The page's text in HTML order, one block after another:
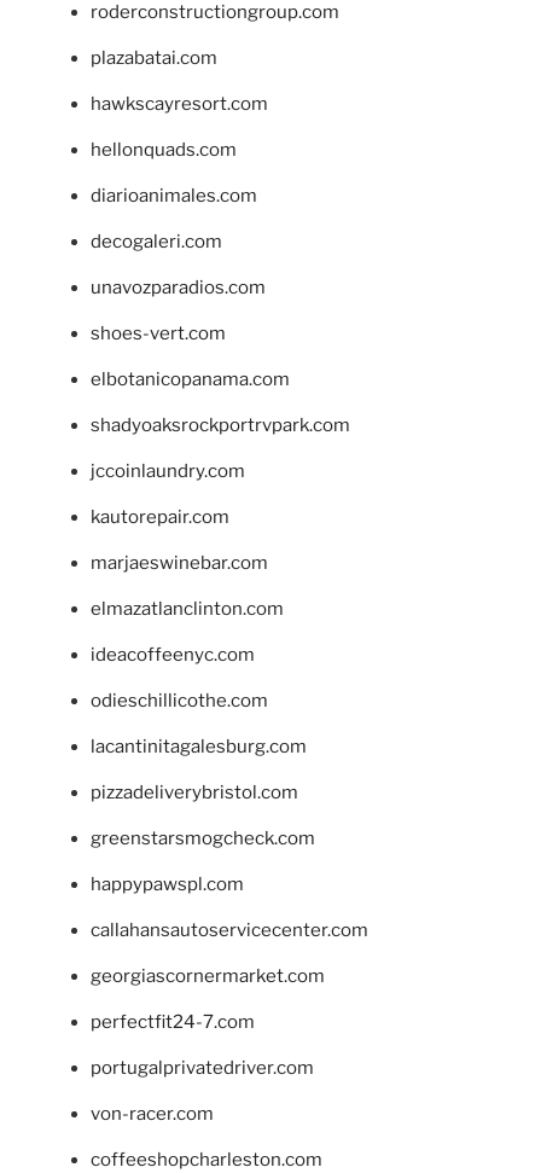
roderconstructiongroup.com
plazabatai.com
hawkscayresort.com
hellonquads.com
diarioanimales.com
decogaleri.com
unavozparadios.com
shoes-vert.com
elbotanicopanama.com
shadyoaksrockportrvpark.com
jccoinlaundry.com
kautorepair.com
marjaeswinebar.com
elmazatlanclinton.com
ideacoffeenyc.com
odieschillicothe.com
lacantinitagalesburg.com
pizzadeliverybristol.com
greenstarsmogcheck.com
happypawspl.com
callahansautoservicecenter.com
georgiascornermarket.com
perfectfit24-7.com
portugalprivatedriver.com
von-racer.com
coffeeshopcharleston.com